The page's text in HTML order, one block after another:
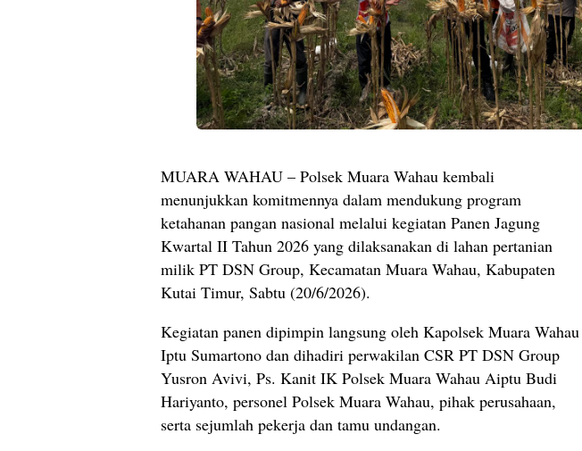
MUARA WAHAU – Polsek Muara Wahau kembali
menunjukkan komitmennya dalam mendukung program
ketahanan pangan nasional melalui kegiatan Panen Jagung
Kwartal II Tahun 2026 yang dilaksanakan di lahan pertanian
milik PT DSN Group, Kecamatan Muara Wahau, Kabupaten
Kutai Timur, Sabtu (20/6/2026).
Kegiatan panen dipimpin langsung oleh Kapolsek Muara Wahau
Iptu Sumartono dan dihadiri perwakilan CSR PT DSN Group
Yusron Avivi, Ps. Kanit IK Polsek Muara Wahau Aiptu Budi
Hariyanto, personel Polsek Muara Wahau, pihak perusahaan,
serta sejumlah pekerja dan tamu undangan.